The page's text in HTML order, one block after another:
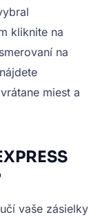
kliknite na
na
miest a
vaše zásielky